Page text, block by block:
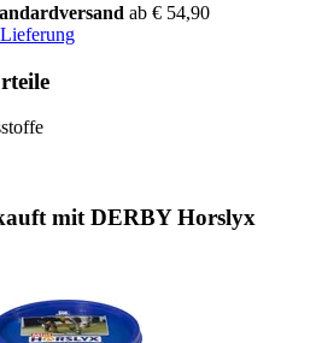
ab € 54,90
mit DERBY Horslyx